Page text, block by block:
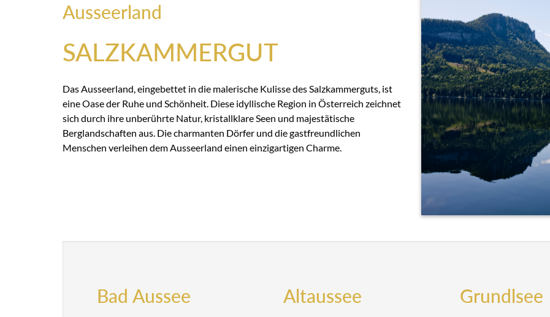
Ausseerland
SALZKAMMERGUT
Das Ausseerland, eingebettet in die malerische Kulisse des Salzkammerguts, ist
eine Oase der Ruhe und Schönheit. Diese idyllische Region in Österreich zeichnet
sich durch ihre unberührte Natur, kristallklare Seen und majestätische
Berglandschaften aus. Die charmanten Dörfer und die gastfreundlichen
Menschen verleihen dem Ausseerland einen einzigartigen Charme.
Bad Aussee Altaussee Grundlsee